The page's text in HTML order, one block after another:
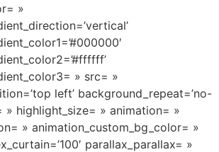
»
» src= »
left’ background_repeat=’no-
» highlight_size= » animation= »
» animation_custom_bg_color= »
parallax_parallax= »